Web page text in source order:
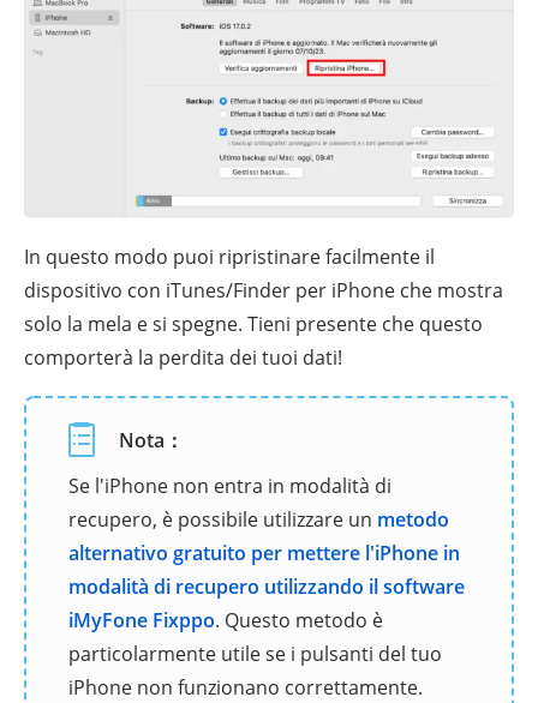
In questo modo puoi ripristinare facilmente il
dispositivo con iTunes/Finder per iPhone che mostra
solo la mela e si spegne. Tieni presente che questo
comporterà la perdita dei tuoi dati!
Nota：
Se l'iPhone non entra in modalità di
recupero, è possibile utilizzare un metodo
alternativo gratuito per mettere l'iPhone in
modalità di recupero utilizzando il software
iMyFone Fixppo. Questo metodo è
particolarmente utile se i pulsanti del tuo
iPhone non funzionano correttamente.